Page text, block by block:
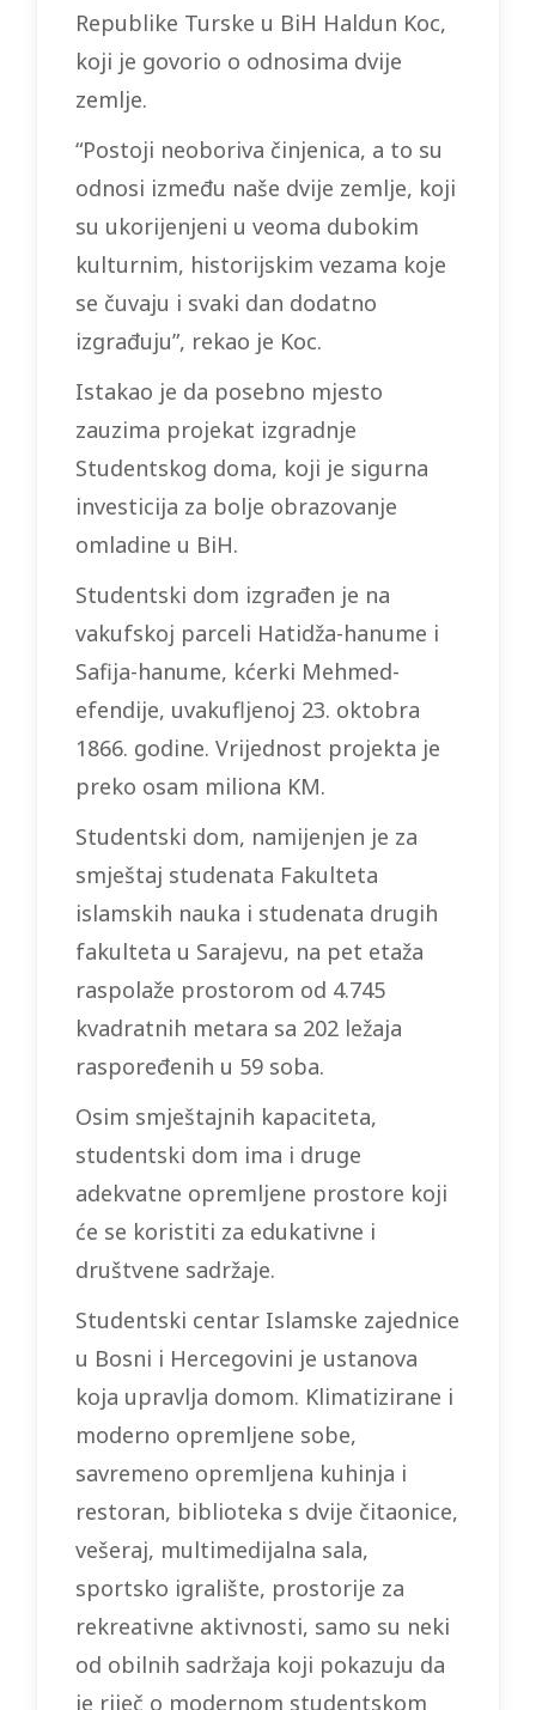
Republike Turske u BiH Haldun Koc,
koji je govorio o odnosima dvije
zemlje.
“Postoji neoboriva činjenica, a to su
odnosi između naše dvije zemlje, koji
su ukorijenjeni u veoma dubokim
kulturnim, historijskim vezama koje
se čuvaju i svaki dan dodatno
izgrađuju”, rekao je Koc.
Istakao je da posebno mjesto
zauzima projekat izgradnje
Studentskog doma, koji je sigurna
investicija za bolje obrazovanje
omladine u BiH.
Studentski dom izgrađen je na
vakufskoj parceli Hatidža-hanume i
Safija-hanume, kćerki Mehmed-
efendije, uvakufljenoj 23. oktobra
1866. godine. Vrijednost projekta je
preko osam miliona KM.
Studentski dom, namijenjen je za
smještaj studenata Fakulteta
islamskih nauka i studenata drugih
fakulteta u Sarajevu, na pet etaža
raspolaže prostorom od 4.745
kvadratnih metara sa 202 ležaja
raspoređenih u 59 soba.
Osim smještajnih kapaciteta,
studentski dom ima i druge
adekvatne opremljene prostore koji
će se koristiti za edukativne i
društvene sadržaje.
Studentski centar Islamske zajednice
u Bosni i Hercegovini je ustanova
koja upravlja domom. Klimatizirane i
moderno opremljene sobe,
savremeno opremljena kuhinja i
restoran, biblioteka s dvije čitaonice,
vešeraj, multimedijalna sala,
sportsko igralište, prostorije za
rekreativne aktivnosti, samo su neki
od obilnih sadržaja koji pokazuju da
je riječ o modernom studentskom